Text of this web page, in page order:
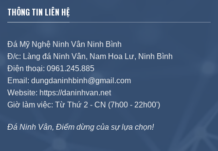
THÔNG TIN LIÊN HỆ
Đá Mỹ Nghệ Ninh Vân Ninh Bình
Đ/c: Làng đá Ninh Vân, Nam Hoa Lư, Ninh Bình
Điện thoại: 0961.245.885
Email: dungdaninhbinh@gmail.com
Website: https://daninhvan.net
Giờ làm việc: Từ Thứ 2 - CN (7h00 - 22h00')
Đá Ninh Vân, Điểm dừng của sự lựa chọn!